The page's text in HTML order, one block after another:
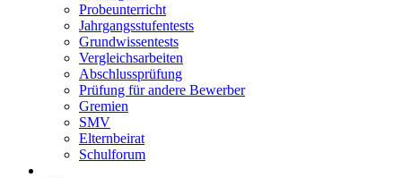
Probeunterricht
Jahrgangsstufentests
Grundwissentests
Vergleichsarbeiten
Abschlussprüfung
Prüfung für andere Bewerber
Gremien
SMV
Elternbeirat
Schulforum